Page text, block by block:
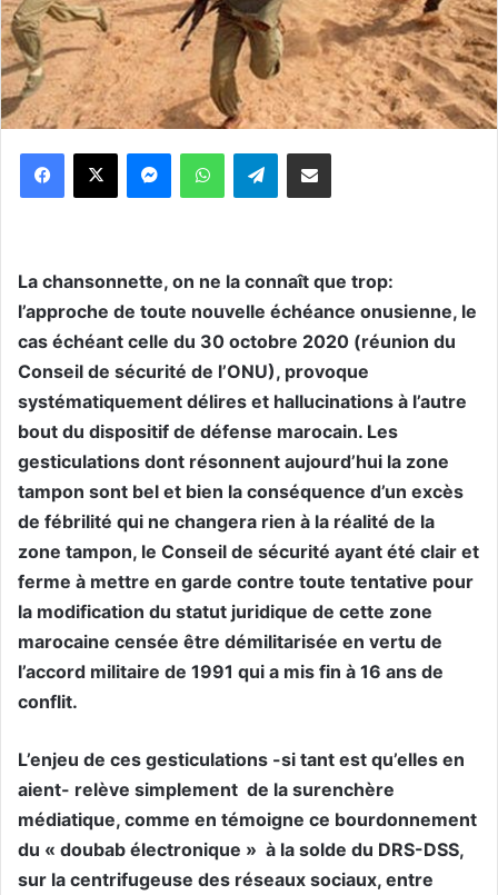
WhatsApp Telegram
La chansonnette, on ne la connaît que trop:
l’approche de toute nouvelle échéance onusienne, le
cas échéant celle du 30 octobre 2020 (réunion du
Conseil de sécurité de l’ONU), provoque
systématiquement délires et hallucinations à l’autre
bout du dispositif de défense marocain. Les
gesticulations dont résonnent aujourd’hui la zone
tampon sont bel et bien la conséquence d’un excès
de fébrilité qui ne changera rien à la réalité de la
zone tampon, le Conseil de sécurité ayant été clair et
ferme à mettre en garde contre toute tentative pour
la modification du statut juridique de cette zone
marocaine censée être démilitarisée en vertu de
l’accord militaire de 1991 qui a mis fin à 16 ans de
conflit.
L’enjeu de ces gesticulations -si tant est qu’elles en
aient- relève simplement de la surenchère
médiatique, comme en témoigne ce bourdonnement
du « doubab électronique » à la solde du DRS-DSS,
sur la centrifugeuse des réseaux sociaux, entre